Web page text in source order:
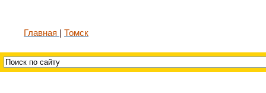
Главная Томск